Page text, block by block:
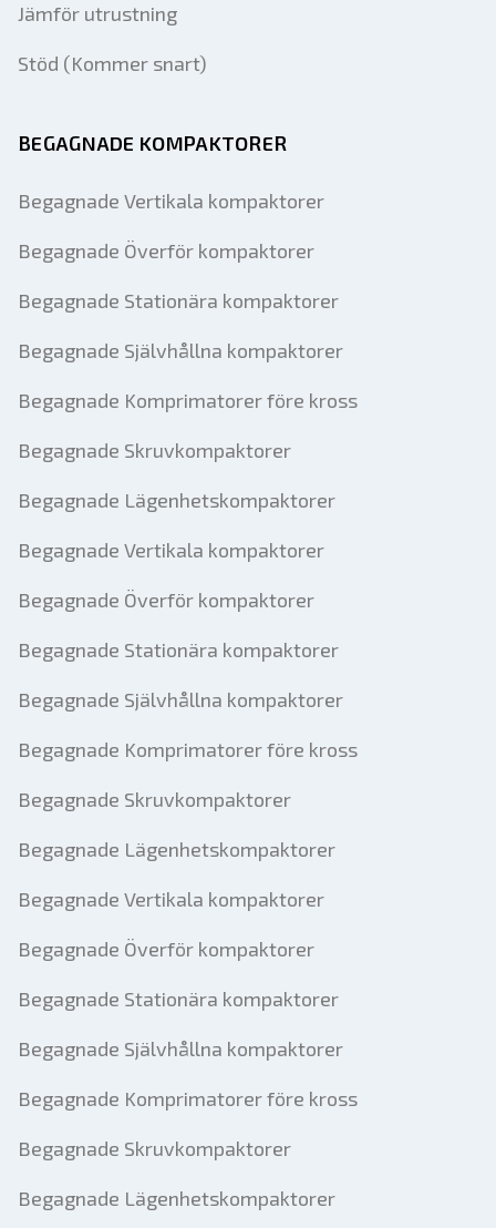
Jämför utrustning
Stöd (Kommer snart)
BEGAGNADE KOMPAKTORER
Begagnade Vertikala kompaktorer
Begagnade Överför kompaktorer
Begagnade Stationära kompaktorer
Begagnade Självhållna kompaktorer
Begagnade Komprimatorer före kross
Begagnade Skruvkompaktorer
Begagnade Lägenhetskompaktorer
Begagnade Vertikala kompaktorer
Begagnade Överför kompaktorer
Begagnade Stationära kompaktorer
Begagnade Självhållna kompaktorer
Begagnade Komprimatorer före kross
Begagnade Skruvkompaktorer
Begagnade Lägenhetskompaktorer
Begagnade Vertikala kompaktorer
Begagnade Överför kompaktorer
Begagnade Stationära kompaktorer
Begagnade Självhållna kompaktorer
Begagnade Komprimatorer före kross
Begagnade Skruvkompaktorer
Begagnade Lägenhetskompaktorer